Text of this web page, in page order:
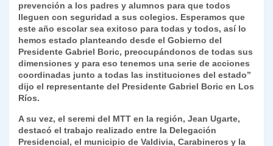
prevención a los padres y alumnos para que todos
lleguen con seguridad a sus colegios. Esperamos que
este año escolar sea exitoso para todas y todos, así lo
hemos estado planteando desde el Gobierno del
Presidente Gabriel Boric, preocupándonos de todas sus
dimensiones y para eso tenemos una serie de acciones
coordinadas junto a todas las instituciones del estado”
dijo el representante del Presidente Gabriel Boric en Los
Ríos.
A su vez, el seremi del MTT en la región, Jean Ugarte,
destacó el trabajo realizado entre la Delegación
Presidencial, el municipio de Valdivia, Carabineros y la